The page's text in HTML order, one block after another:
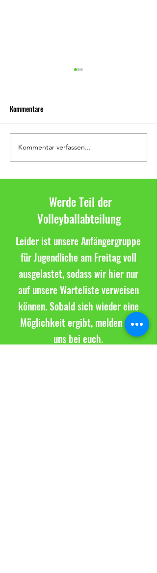
Tolles Saisonfinale in der
Bezirksklasse
Kommentare
Kommentar verfassen...
Werde Teil der
Volleyballabteilung
Leider ist unsere Anfängergruppe
für Jugendliche am Freitag voll
ausgelastet, sodass wir hier nur
auf unsere Warteliste verweisen
können. Sobald sich wieder eine
Möglichkeit ergibt, melden wir
uns bei euch.